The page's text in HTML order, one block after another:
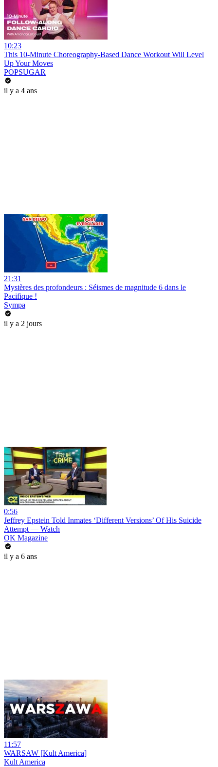
10:23
This 10-Minute Choreography-Based Dance Workout Will Level
Up Your Moves
POPSUGAR
il y a 4 ans
21:31
Mystères des profondeurs : Séismes de magnitude 6 dans le
Pacifique !
Sympa
il y a 2 jours
0:56
Jeffrey Epstein Told Inmates ‘Different Versions’ Of His Suicide
Attempt — Watch
OK Magazine
il y a 6 ans
11:57
WARSAW [Kult America]
Kult America